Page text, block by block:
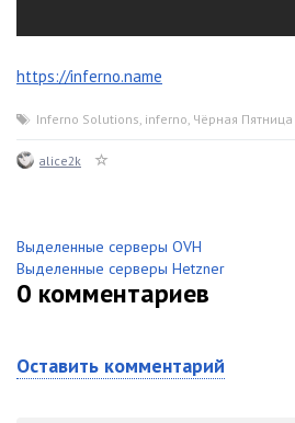
https://inferno.name
Inferno Solutions, inferno, Чёрная Пятница
alice2k
Выделенные серверы OVH
Выделенные серверы Hetzner
0 комментариев
Оставить комментарий